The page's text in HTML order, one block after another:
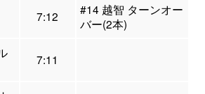
7:12
#14 越智 ターンオー
バー(2本)
7:11